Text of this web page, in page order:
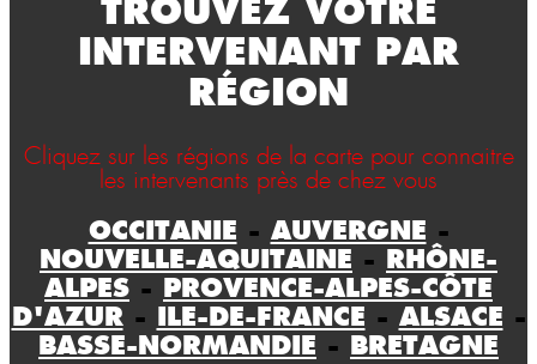
TROUVEZ VOTRE
INTERVENANT PAR
RÉGION
Cliquez sur les régions de la carte pour connaitre
les intervenants près de chez vous
OCCITANIE - AUVERGNE -
NOUVELLE-AQUITAINE - RHÔNE-
ALPES - PROVENCE-ALPES-CÔTE
D'AZUR- ILE-DE-FRANCE - ALSACE -
BASSE-NORMANDIE - BRETAGNE